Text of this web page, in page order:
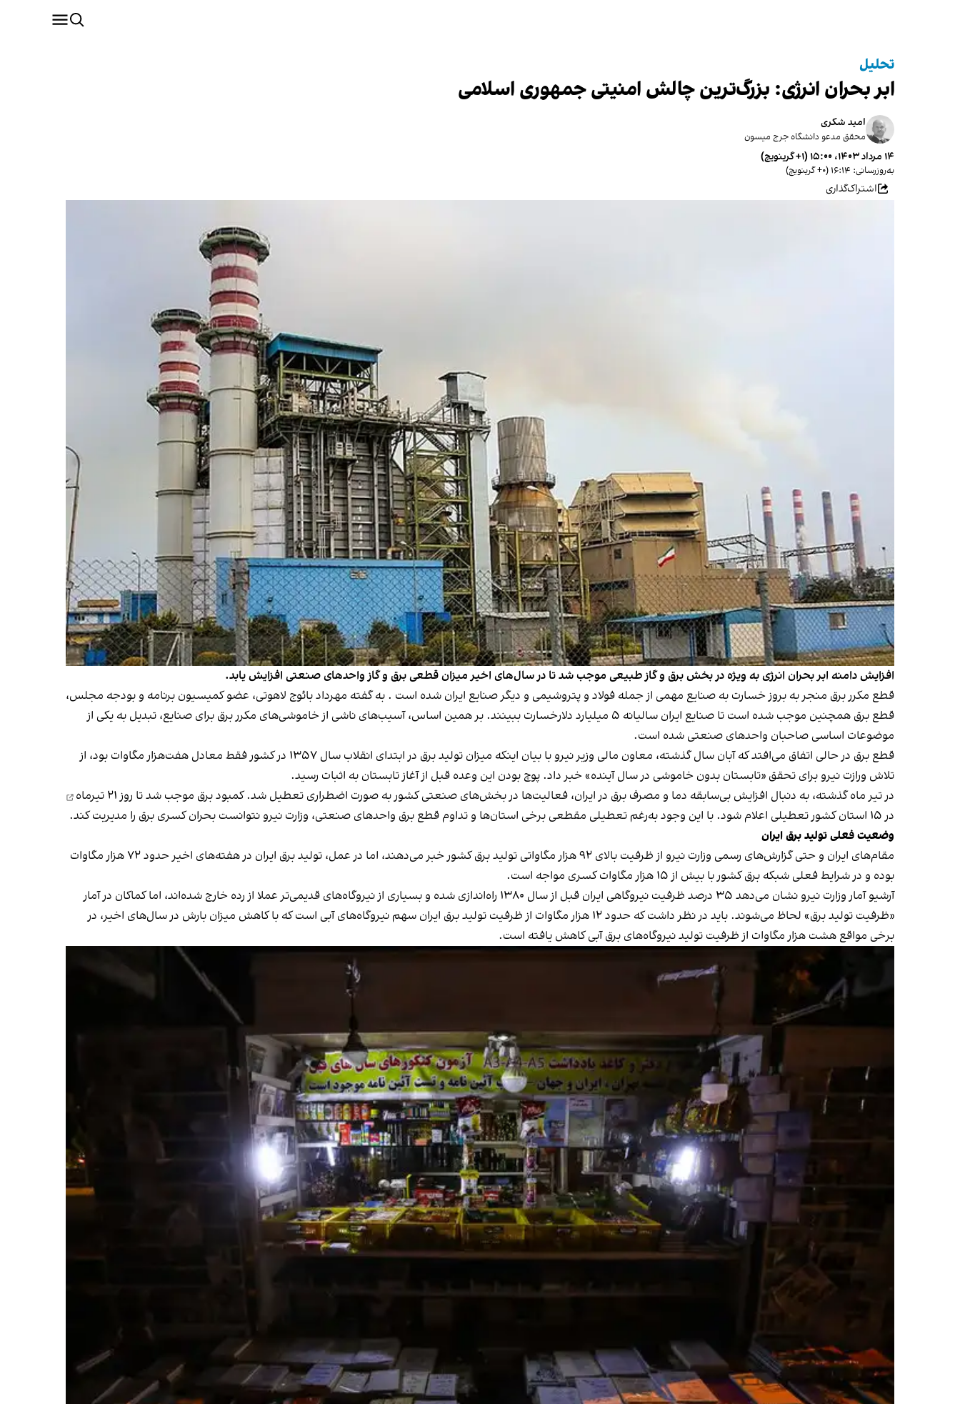
تحلیل
ابر بحران انرژی: بزرگ‌ترین چالش امنیتی جمهوری اسلامی
امید شکری
محقق مدعو دانشگاه جرج میسون
۱۴ مرداد ۱۴۰۳، ۱۵:۰۰ (‎+۱ گرینویچ)
به‌روزرسانی: ۱۶:۱۴ (‎+۰ گرینویچ)
اشتراک‌گذاری
افزایش دامنه ابر بحران انرژی به ويژه در بخش برق و گاز طبیعی موجب شد تا در سال‌های اخیر میزان قطعی برق و گاز واحدهای صنعتی افزایش یابد.
قطع مکرر برق منجر به بروز خسارت به صنایع مهمی از جمله فولاد و پتروشیمی و دیگر صنایع ایران شده است . به گفته مهرداد بائوج لاهوتی، عضو کمیسیون برنامه و بودجه مجلس،
قطع برق همچنین موجب شده است تا صنایع ایران سالیانه ۵ میلیارد دلارخسارت ببینند. بر همین اساس، آسیب‌های ناشی از خاموشی‌های مکرر برق برای صنایع، تبدیل به یکی از
موضوعات اساسی صاحبان واحد‌های صنعتی شده است.
قطع برق در حالی اتفاق می‌افتد که آبان سال گذشته، معاون مالی وزیر نیرو با بیان اینکه میزان تولید برق در ابتدای انقلاب سال ۱۳۵۷ در کشور فقط معادل هفت‌هزار مگاوات بود، از
تلاش ورازت نیرو برای تحقق «تابستان بدون خاموشی در سال آینده» خبر داد. پوچ بودن این وعده‌ قبل از آغاز تابستان به اثبات رسید.
در تیر ماه گذشته، به دنبال افزایش بی‌سابقه دما و مصرف برق در ایران، فعالیت‌ها در بخش‌های صنعتی کشور به صورت اضطراری تعطیل شد. کمبود برق موجب شد تا روز ۲۱ تیرماه
در ۱۵ استان کشور تعطیلی اعلام شود. با این وجود به‌رغم تعطیلی مقطعی برخی استان‌ها و تداوم قطع برق واحدهای صنعتی، وزارت نیرو نتوانست بحران کسری برق را مدیریت کند.
وضعیت فعلی تولید برق ایران
مقام‌های ایران و حتی گزارش‌های رسمی وزارت نیرو از ظرفیت بالای ۹۲ هزار مگاواتی تولید برق کشور خبر می‌دهند، اما در عمل، تولید برق ایران در هفته‌های اخیر حدود ۷۲ هزار مگاوات
بوده و در شرایط فعلی شبکه برق کشور با بیش از ۱۵ هزار مگاوات کسری مواجه است.
آرشیو آمار وزارت نیرو نشان می‌دهد ۳۵ درصد ظرفیت نیروگاهی ایران قبل از سال ۱۳۸۰ راه‌اندازی شده و بسیاری از نیروگاه‌های قدیمی‌تر عملا از رده خارج شده‌اند، اما کماکان در آمار
«ظرفیت تولید برق» لحاظ می‌شوند. باید در نظر داشت که حدود ۱۲ هزار مگاوات از ظرفیت تولید برق ایران سهم نیروگاه‌های آبی است که با کاهش میزان بارش در سال‌های اخیر، در
برخی مواقع هشت هزار مگاوات از ظرفیت تولید نیروگاه‌های برق آبی کاهش یافته است.